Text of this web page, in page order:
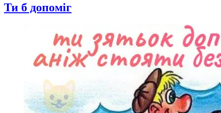
Ти б допоміг